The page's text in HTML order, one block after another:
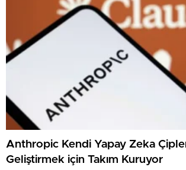
Anthropic Kendi Yapay Zeka
Geliştirmek için Takım Kuruyor